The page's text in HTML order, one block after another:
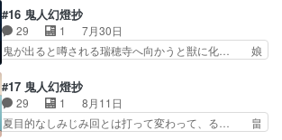
て、父を斬って、今度は妹を斬らな… 甚夜は奈津
の身を案じて須賀屋へ向かう。重… おおよその展
開は予想しやすいように作られ…
想動画で刀＝SNSって例えていたのが面… 鬼を
武力として使う展開は考えたが思ったよ… 陰謀渦
巻いてる感が凄い(語彙力)甚夜がま… 畠山氏にま
んまんと罠に嵌められそして間違… 甚夜と直次が
妖刀のせいにする又六戦の無… 幕末の匂いがちら
ほらと。声からもう怪しい… 確かに畠山泰秀人の
会話で、甚夜のどこが無…
#16 鬼人幻燈抄
29 1
7月30日
鬼が出ると噂される瑞穂寺へ向かうと獣に化… 娘
いう話に弱いんだ…しかし作画がなぁ…… 現実な
のか幻影なのかわからないが甚夜がそ… 本当はず
っと悔やんでいた。これはお前の力… 甚夜は鬼斬
りから離れた幸せな人生を歩む道… シビル・ウォ
#17 鬼人幻燈抄
29 1
8月11日
夏目的なしみじみ回とは打って変わって、る… 畠